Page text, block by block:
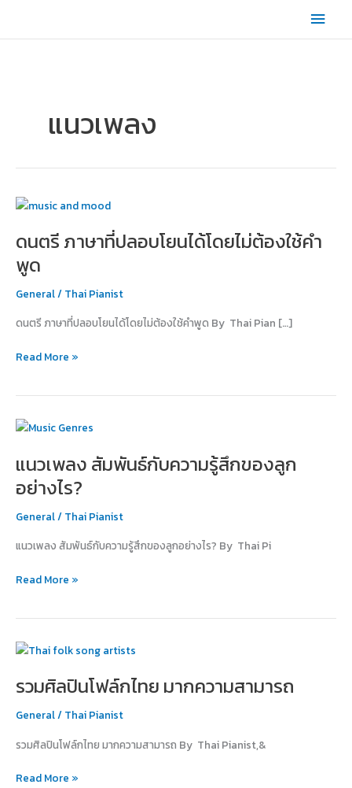
content
Main
แนวเพลง
ดนตรี ภาษาที่ปลอบโยนได้โดยไม่ต้องใช้คำ
พูด
General/ Thai Pianist
ดนตรี ภาษาที่ปลอบโยนได้โดยไม่ต้องใช้คำพูด By Thai Pian […]
ดนตรี
ที่
ได้
โดย
ต้อง
คำ
Read More »
แนวเพลง สัมพันธ์กับความรู้สึกของลูก
อย่างไร?
General/ Thai Pianist
แนวเพลง สัมพันธ์กับความรู้สึกของลูกอย่างไร? By Thai Pi
แนว
สัมพันธ์
ความ
รู้สึก
ลูก
Read More »
รวมศิลปินโฟล์กไทย มากความสามารถ
General/ Thai Pianist
รวมศิลปินโฟล์กไทย มากความสามารถ By Thai Pianist,&
รวม
โฟล์ก
มาก
สามารถ
Read More »